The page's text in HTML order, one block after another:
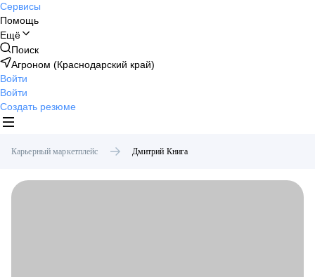
Сервисы
Помощь
Ещё
Поиск
Агроном (Краснодарский край)
Войти
Войти
Создать резюме
Карьерный маркетплейс Дмитрий Книга